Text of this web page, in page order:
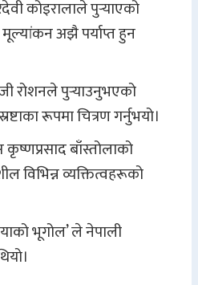
कोइरालाले पुर्‍याएको
मूल्यांकन अझै पर्याप्त हुन
रोशनले पुर्‍याउनुभएको
रूपमा चित्रण गर्नुभयो।
कृष्णप्रसाद बाँस्तोलाको
विभिन्न व्यक्तित्वहरूको
भूगोल’ ले नेपाली